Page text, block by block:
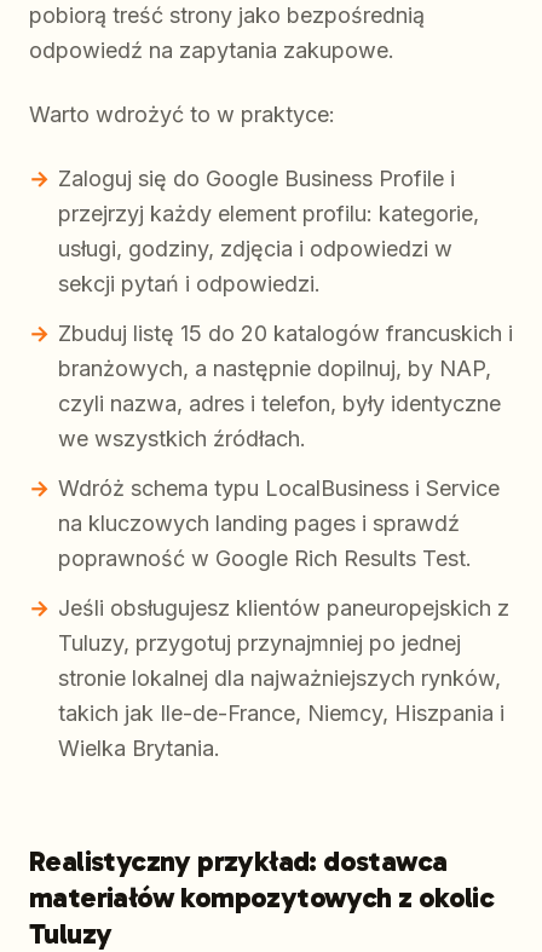
pobiorą treść strony jako bezpośrednią
odpowiedź na zapytania zakupowe.
Warto wdrożyć to w praktyce:
Zaloguj się do Google Business Profile i
przejrzyj każdy element profilu: kategorie,
usługi, godziny, zdjęcia i odpowiedzi w
sekcji pytań i odpowiedzi.
Zbuduj listę 15 do 20 katalogów francuskich i
branżowych, a następnie dopilnuj, by NAP,
czyli nazwa, adres i telefon, były identyczne
we wszystkich źródłach.
Wdróż schema typu LocalBusiness i Service
na kluczowych landing pages i sprawdź
poprawność w Google Rich Results Test.
Jeśli obsługujesz klientów paneuropejskich z
Tuluzy, przygotuj przynajmniej po jednej
stronie lokalnej dla najważniejszych rynków,
takich jak Ile-de-France, Niemcy, Hiszpania i
Wielka Brytania.
Realistyczny przykład: dostawca
materiałów kompozytowych z okolic
Tuluzy